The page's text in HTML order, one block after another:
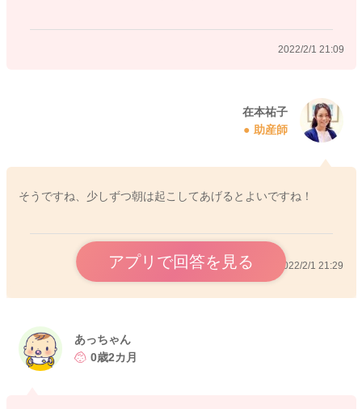
2022/2/1 21:09
在本祐子
助産師
そうですね、少しずつ朝は起こしてあげるとよいですね！
アプリで回答を見る 2022/2/1 21:29
あっちゃん
0歳2カ月